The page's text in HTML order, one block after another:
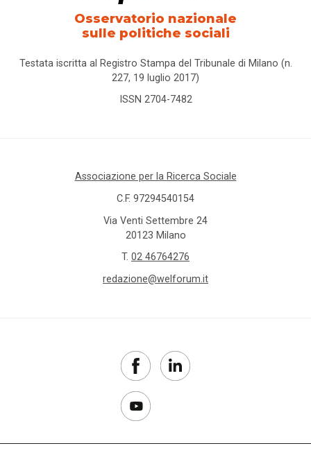
Osservatorio nazionale
sulle politiche sociali
Testata iscritta al Registro Stampa del Tribunale di Milano (n.
227, 19 luglio 2017)
ISSN 2704-7482
Associazione per la Ricerca Sociale
C.F. 97294540154
Via Venti Settembre 24
20123 Milano
T. 02 46764276
redazione@welforum.it